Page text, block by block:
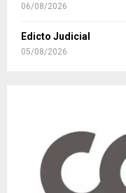
06/08/2026
Edicto Judicial
05/08/2026